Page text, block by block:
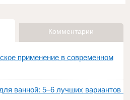
Комментарии
применение в современном
ванной: 5–6 лучших вариантов и